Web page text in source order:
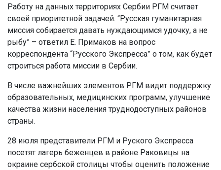
Работу на данных территориях Сербии РГМ считает
своей приоритетной задачей. “Русская гуманитарная
миссия собирается давать нуждающимся удочку, а не
рыбу” – ответил Е. Примаков на вопрос
корреспондента “Русского Экспресса” о том, как будет
строиться работа миссии в Сербии.
В числе важнейших элементов РГМ видит поддержку
образовательных, медицинских программ, улучшение
качества жизни населения труднодоступных районов
страны.
28 июля представители РГМ и Руского Экспресса
посетят лагерь беженцев в районе Раковицы на
окраине сербской столицы чтобы оценить положение